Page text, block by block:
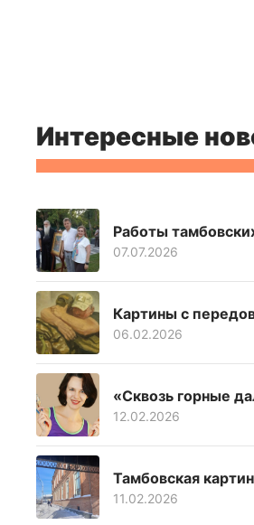
Интересные
Работы
07.07.2026
Картины с
06.02.2026
«Сквозь горные
12.02.2026
Тамбовская
11.02.2026